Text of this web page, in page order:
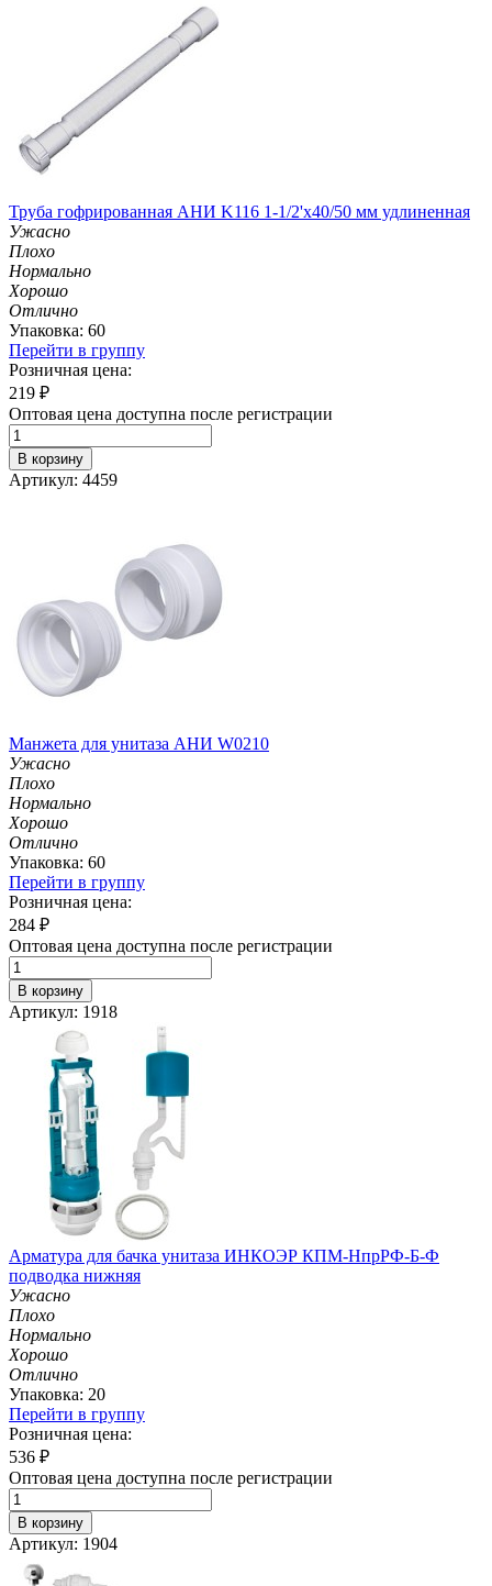
Труба гофрированная АНИ K116 1-1/2'х40/50 мм удлиненная
Ужасно
Плохо
Нормально
Хорошо
Отлично
Упаковка: 60
Перейти в группу
Розничная цена:
219 ₽
Оптовая цена доступна после регистрации
В корзину
Артикул: 4459
Манжета для унитаза АНИ W0210
Ужасно
Плохо
Нормально
Хорошо
Отлично
Упаковка: 60
Перейти в группу
Розничная цена:
284 ₽
Оптовая цена доступна после регистрации
В корзину
Артикул: 1918
Арматура для бачка унитаза ИНКОЭР КПМ-НпрРФ-Б-Ф
подводка нижняя
Ужасно
Плохо
Нормально
Хорошо
Отлично
Упаковка: 20
Перейти в группу
Розничная цена:
536 ₽
Оптовая цена доступна после регистрации
В корзину
Артикул: 1904